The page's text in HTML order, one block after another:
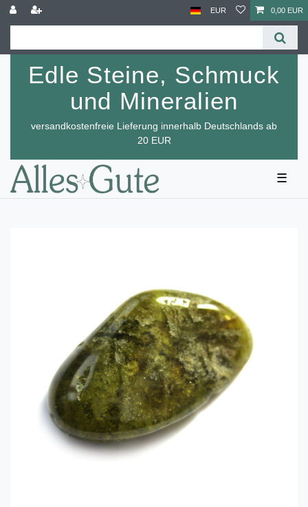
EUR 0,00 EUR
Edle Steine, Schmuck
und Mineralien
versandkostenfreie Lieferung innerhalb Deutschlands ab
20 EUR
☰